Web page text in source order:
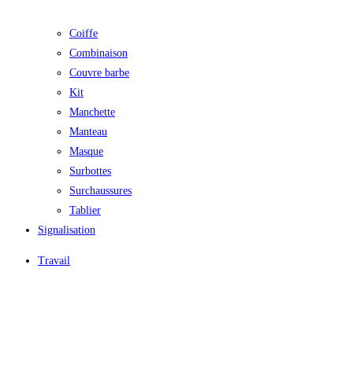
Coiffe
Combinaison
Couvre barbe
Kit
Manchette
Manteau
Masque
Surbottes
Surchaussures
Tablier
Signalisation
Travail